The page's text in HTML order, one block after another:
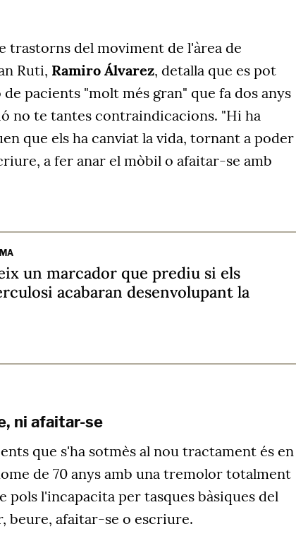
trastorns del moviment de l'àrea de
Ruti, Ramiro Álvarez, detalla que es pot
pacients "molt més gran" que fa dos anys
no te tantes contraindicacions. "Hi ha
que els ha canviat la vida, tornant a poder
a fer anar el mòbil o afaitar-se amb
un marcador que prediu si els
acabaran desenvolupant la
ni afaitar-se
que s'ha sotmès al nou tractament és en
de 70 anys amb una tremolor totalment
pols l'incapacita per tasques bàsiques del
beure, afaitar-se o escriure.